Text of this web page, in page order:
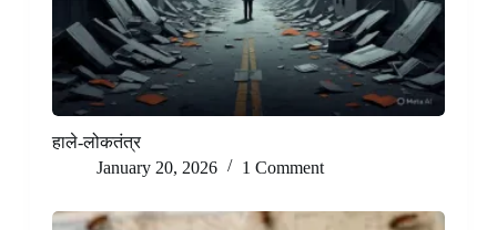
हाले-लोकतंत्र
January 20, 2026
1 Comment